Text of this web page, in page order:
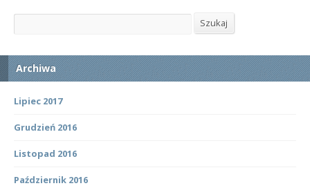
Szukaj Szukaj
Archiwa
Lipiec 2017
Grudzień 2016
Listopad 2016
Październik 2016